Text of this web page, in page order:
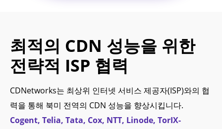
최적의 CDN 성능을 위한
전략적 ISP 협력
CDNetworks는 최상위 인터넷 서비스 제공자(ISP)와의 협
력을 통해 북미 전역의 CDN 성능을 향상시킵니다.
Cogent, Telia, Tata, Cox, NTT, Linode, TorIX-